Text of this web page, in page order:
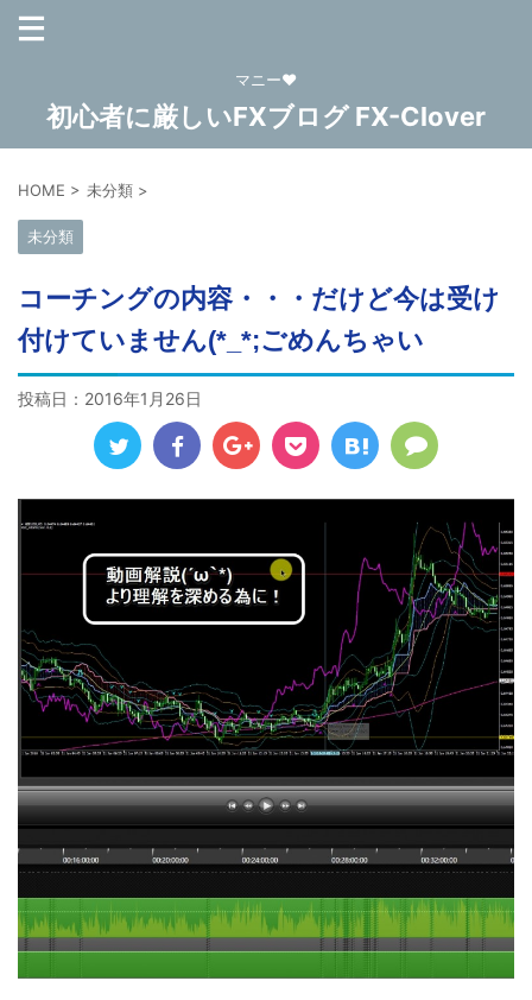
マニー❤
初心者に厳しいFXブログ FX-Clover
HOME > 未分類 >
未分類
コーチングの内容・・・だけど今は受け
付けていません(*_*;ごめんちゃい
投稿日： 2016年1月26日